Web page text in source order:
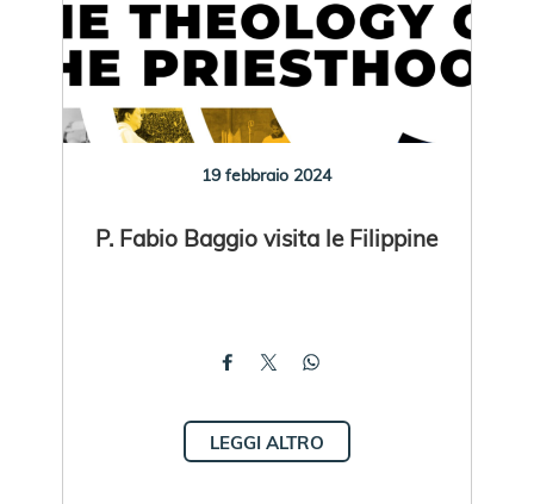
19 febbraio 2024
P. Fabio Baggio visita le Filippine
LEGGI ALTRO